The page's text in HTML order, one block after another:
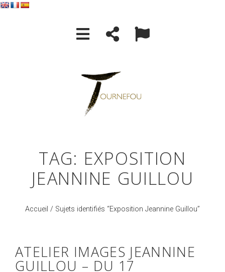
TAG: EXPOSITION
JEANNINE GUILLOU
Accueil / Sujets identifiés “Exposition Jeannine Guillou”
ATELIER IMAGES JEANNINE
GUILLOU – DU 17